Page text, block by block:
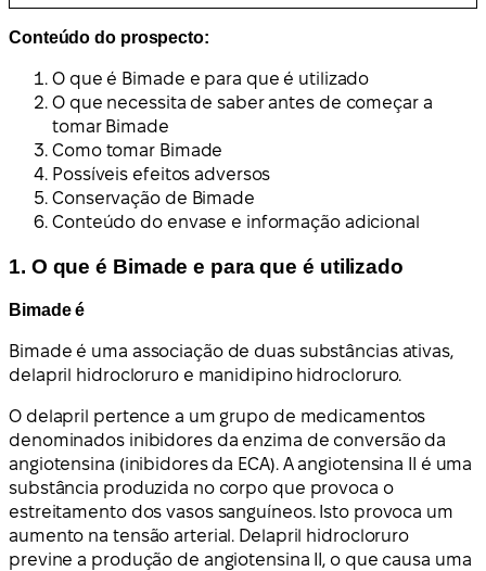
Conteúdo do prospecto:
O que é Bimade e para que é utilizado
O que necessita de saber antes de começar a
tomar Bimade
Como tomar Bimade
Possíveis efeitos adversos
Conservação de Bimade
Conteúdo do envase e informação adicional
1. O que é Bimade e para que é utilizado
Bimade é
Bimade é uma associação de duas substâncias ativas,
delapril hidrocloruro e manidipino hidrocloruro.
O delapril pertence a um grupo de medicamentos
denominados inibidores da enzima de conversão da
angiotensina (inibidores da ECA). A angiotensina II é uma
substância produzida no corpo que provoca o
estreitamento dos vasos sanguíneos. Isto provoca um
aumento na tensão arterial. Delapril hidrocloruro
previne a produção de angiotensina II, o que causa uma